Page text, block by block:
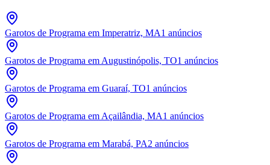
Garotos de Programa em Imperatriz, MA1 anúncios
Garotos de Programa em Augustinópolis, TO1 anúncios
Garotos de Programa em Guaraí, TO1 anúncios
Garotos de Programa em Açailândia, MA1 anúncios
Garotos de Programa em Marabá, PA2 anúncios